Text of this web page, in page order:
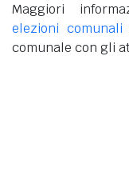
Maggiori
elezioni
comunale con gli